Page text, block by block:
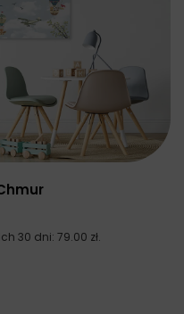
30 dni: 79.00 zł.